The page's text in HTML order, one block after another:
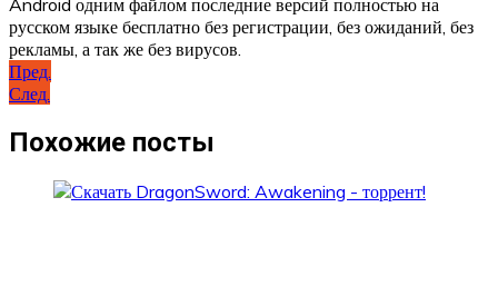
русском языке бесплатно без регистрации, без ожиданий, без
рекламы, а так же без вирусов.
Навигация
по
записям
Пред.
След.
Похожие посты